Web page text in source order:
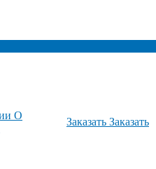
О
Заказать Заказать